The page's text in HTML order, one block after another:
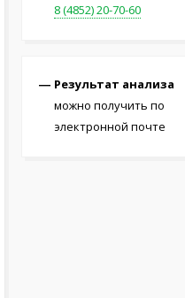
8 (4852) 20-70-60
Результат анализа
можно получить по
электронной почте